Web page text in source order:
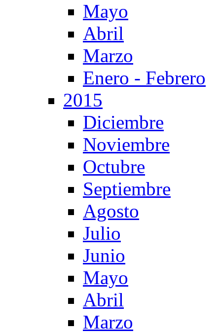
Mayo
Abril
Marzo
Enero - Febrero
2015
Diciembre
Noviembre
Octubre
Septiembre
Agosto
Julio
Junio
Mayo
Abril
Marzo